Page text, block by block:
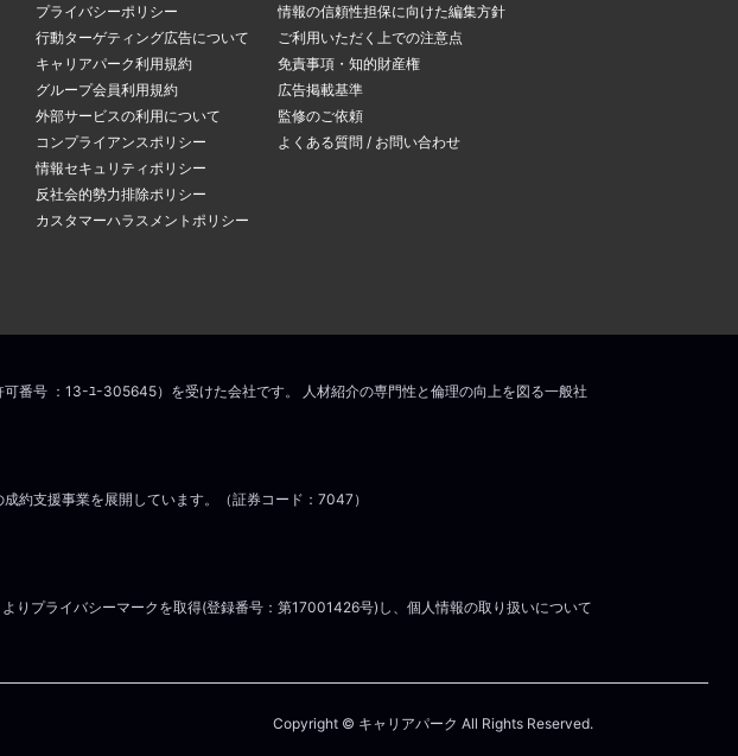
プライバシーポリシー
行動ターゲティング広告について
キャリアパーク利用規約
グループ会員利用規約
外部サービスの利用について
コンプライアンスポリシー
情報セキュリティポリシー
反社会的勢力排除ポリシー
カスタマーハラスメントポリシー
情報の信頼性担保に向けた編集方針
ご利用いただく上での注意点
免責事項・知的財産権
広告掲載基準
監修のご依頼
よくある質問 / お問い合わせ